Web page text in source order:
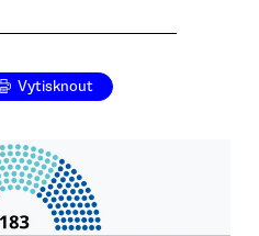
Vytisknout